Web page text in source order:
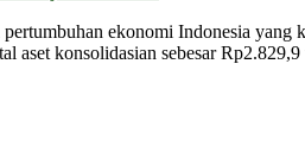
ekonomi Indonesia yang
aset konsolidasian sebesar